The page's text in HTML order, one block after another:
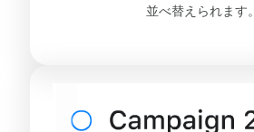
並べ替えられます。